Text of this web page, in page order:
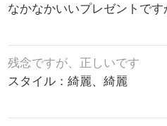
なかなかいいプレゼントです
残念ですが、正しいです
スタイル：綺麗、綺麗